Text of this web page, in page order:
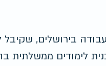
בירושלים,
לימודים ממשלתית